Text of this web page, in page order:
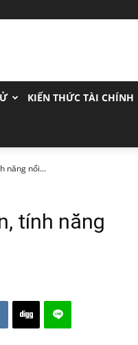
KIẾN THỨC TÀI CHÍNH
năng nổi...
tính năng